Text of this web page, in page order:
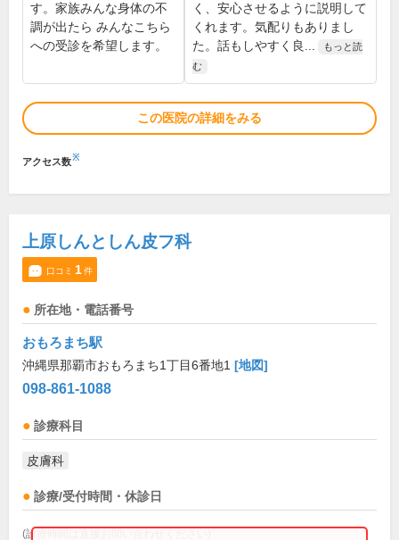
す。家族みんな身体の不
調が出たら みんなこちら
への受診を希望します。
く、安心させるように説明して
くれます。気配りもありまし
た。話もしやすく良...
もっと読
む
この医院の詳細をみる
アクセス数※
上原しんとしん皮フ科
口コミ 1件
所在地・電話番号
おもろまち駅
沖縄県那覇市おもろまち1丁目6番地1 [地図]
098-861-1088
診療科目
皮膚科
診療/受付時間・休診日
(診療時間は直接お問い合わせください)